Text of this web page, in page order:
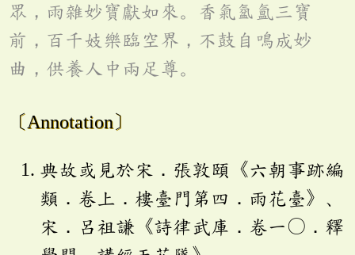
眾，雨雜妙寶獻如來。香氣氳三寶
前，百千妓樂臨空界，不鼓自鳴成妙
曲，供養人中兩足尊。
〔Annotation〕
典故或見於宋．張敦頤《六朝事跡編
類．卷上．樓臺門第四．雨花臺》、
宋．呂祖謙《詩律武庫．卷一〇．釋